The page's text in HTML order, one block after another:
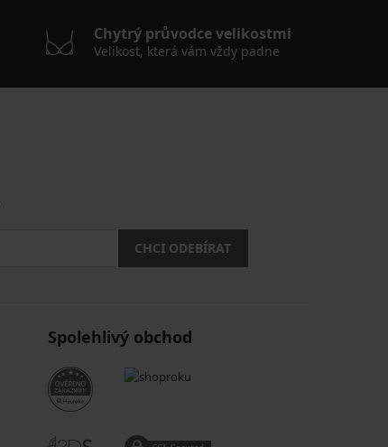
Chytrý průvodce velikostmi
Velikost, která vám vždy padne
CHCI ODEBÍRAT
Spolehlivý obchod